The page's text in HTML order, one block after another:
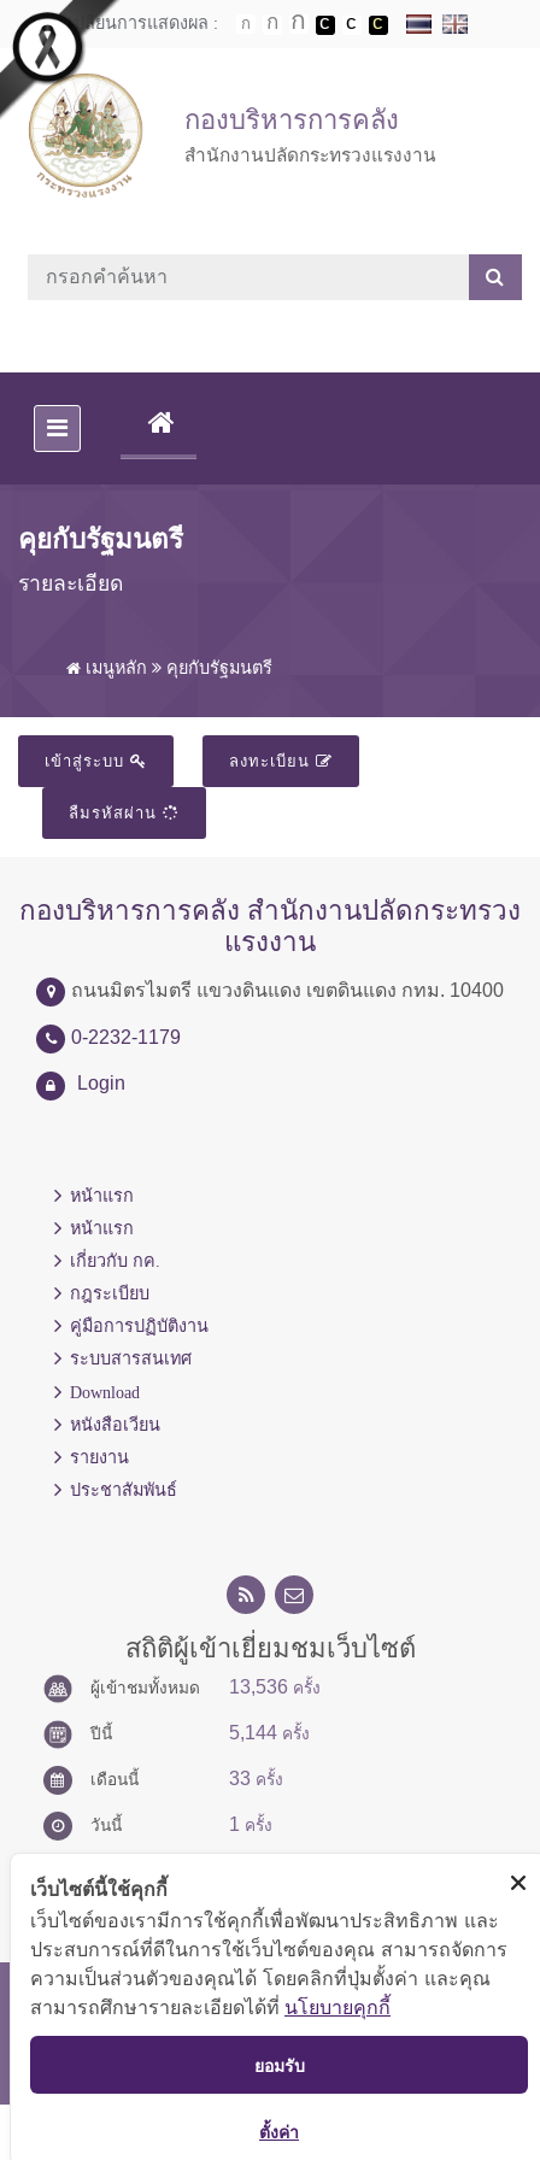
Skip to main content
เปลี่ยนการแสดงผล :
กองบริหารการคลัง
สำนักงานปลัดกระทรวงแรงงาน
(CURRENT)
คุยกับรัฐมนตรี
รายละเอียด
เมนูหลัก คุยกับรัฐมนตรี
เข้าสู่ระบบ ลงทะเบียน
ลืมรหัสผ่าน
กองบริหารการคลัง สำนักงานปลัดกระทรวง
แรงงาน
ถนนมิตรไมตรี แขวงดินแดง เขตดินแดง กทม. 10400
0-2232-1179
Login
หน้าแรก
หน้าแรก
เกี่ยวกับ กค.
กฎระเบียบ
คู่มือการปฏิบัติงาน
ระบบสารสนเทศ
Download
หนังสือเวียน
รายงาน
ประชาสัมพันธ์
สถิติผู้เข้าเยี่ยมชมเว็บไซต์
ผู้เข้าชมทั้งหมด 13,536 ครั้ง
ปีนี้ 5,144 ครั้ง
เดือนนี้ 33 ครั้ง
วันนี้ 1 ครั้ง
สงวนลิขสิทธิ์ © 2566 กองบริหารการคลัง
แสดงผลได้ดีที่ขนาดหน้าจอ 1024x768 pixel
แผนผังเว็บไซต์
TOP
เว็บไซต์นี้ใช้คุกกี้
เว็บไซต์ของเรามีการใช้คุกกี้เพื่อพัฒนาประสิทธิภาพ และ
ประสบการณ์ที่ดีในการใช้เว็บไซต์ของคุณ สามารถจัดการ
ความเป็นส่วนตัวของคุณได้ โดยคลิกที่ปุ่มตั้งค่า และคุณ
สามารถศึกษารายละเอียดได้ที่ นโยบายคุกกี้
ยอมรับ
ตั้งค่า